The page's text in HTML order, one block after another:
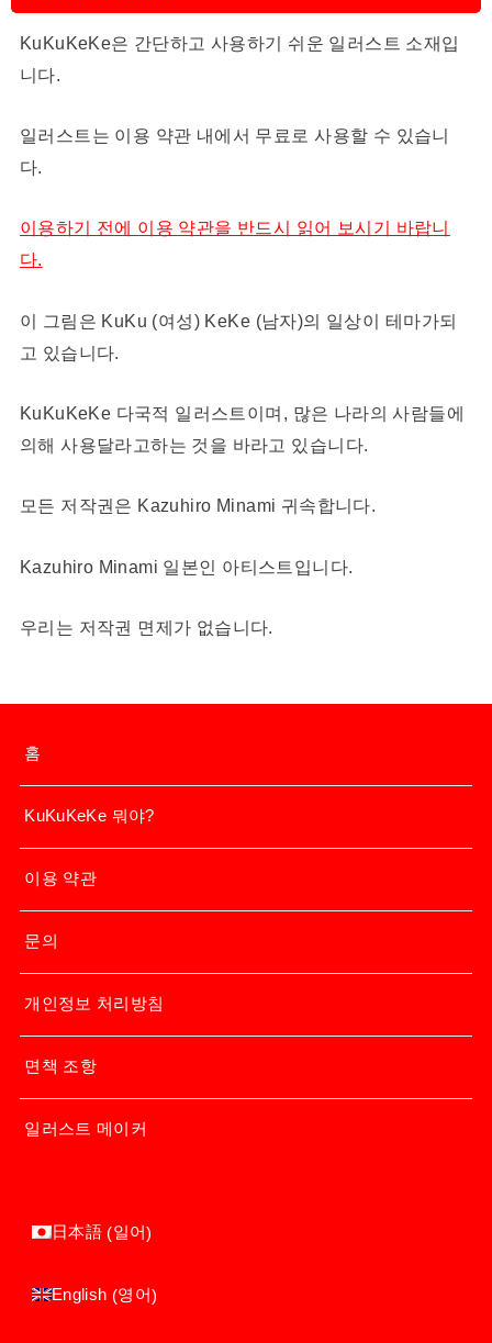
KuKuKeKe은 간단하고 사용하기 쉬운 일러스트 소재입
니다.
일러스트는 이용 약관 내에서 무료로 사용할 수 있습니
다.
이용하기 전에 이용 약관을 반드시 읽어 보시기 바랍니
다.
이 그림은 KuKu (여성) KeKe (남자)의 일상이 테마가되
고 있습니다.
KuKuKeKe 다국적 일러스트이며, 많은 나라의 사람들에
의해 사용달라고하는 것을 바라고 있습니다.
모든 저작권은 Kazuhiro Minami 귀속합니다.
Kazuhiro Minami 일본인 아티스트입니다.
우리는 저작권 면제가 없습니다.
홈
KuKuKeKe 뭐야?
이용 약관
문의
개인정보 처리방침
면책 조항
일러스트 메이커
日本語 (일어)
English (영어)